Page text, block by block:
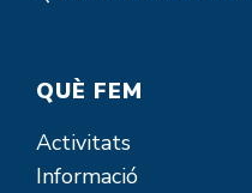
QUÈ FEM
Activitats
Informació